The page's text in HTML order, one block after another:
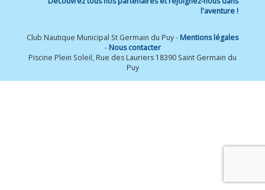
l'aventure !
Club Nautique Municipal St Germain du Puy - Mentions légales
- Nous contacter
Piscine Plein Soleil, Rue des Lauriers 18390 Saint Germain du
Puy